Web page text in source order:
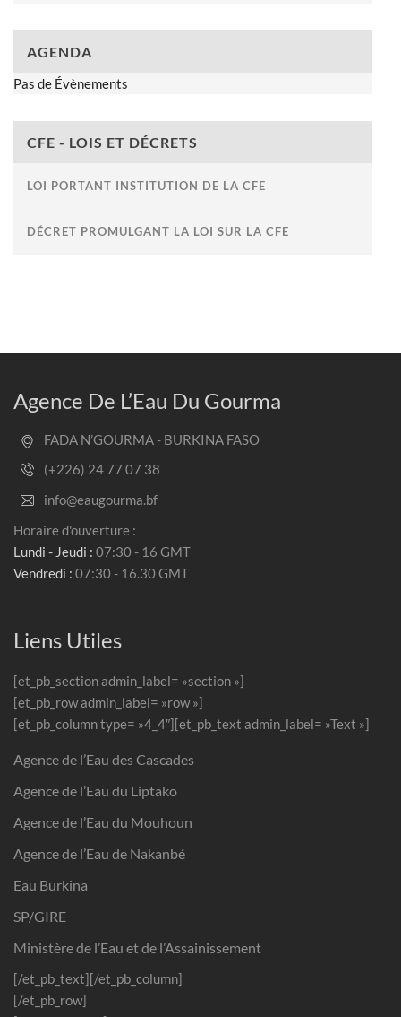
AGENDA
Pas de Évènements
CFE - LOIS ET DÉCRETS
LOI PORTANT INSTITUTION DE LA CFE
DÉCRET PROMULGANT LA LOI SUR LA CFE
Agence De L’Eau Du Gourma
FADA N’GOURMA - BURKINA FASO
(+226) 24 77 07 38
info@eaugourma.bf
Horaire d'ouverture :
Lundi - Jeudi : 07:30 - 16 GMT
Vendredi : 07:30 - 16.30 GMT
Liens Utiles
[et_pb_section admin_label= »section »]
[et_pb_row admin_label= »row »]
[et_pb_column type= »4_4″][et_pb_text admin_label= »Text »]
Agence de l’Eau des Cascades
Agence de l’Eau du Liptako
Agence de l’Eau du Mouhoun
Agence de l’Eau de Nakanbé
Eau Burkina
SP/GIRE
Ministère de l’Eau et de l’Assainissement
[/et_pb_text][/et_pb_column]
[/et_pb_row]